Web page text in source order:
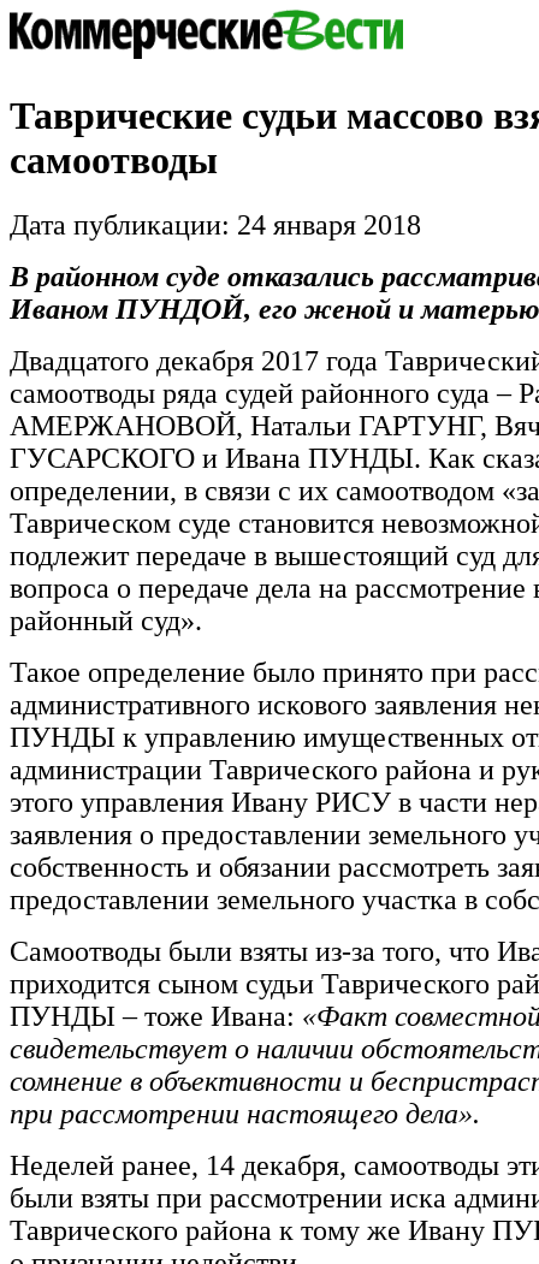
Таврические судьи массово
самоотводы
Дата публикации: 24 января 2018
В районном суде отказались
Иваном ПУНДОЙ, его женой и матерью
Двадцатого декабря 2017 года
самоотводы ряда судей районного суда –
АМЕРЖАНОВОЙ, Натальи ГАРТУНГ,
ГУСАРСКОГО и Ивана ПУНДЫ. Как
определении, в связи с их самоотводом
Таврическом суде становится
подлежит передаче в вышестоящий суд
вопроса о передаче дела на рассмотрение
районный суд».
Такое определение было принято при
административного искового заявления
ПУНДЫ к управлению имущественных
администрации Таврического района и
этого управления Ивану РИСУ в части
заявления о предоставлении земельного
собственность и обязании рассмотреть
предоставлении земельного участка в
Самоотводы были взяты из-за того, что
приходится сыном судьи Таврического
ПУНДЫ – тоже Ивана: «Факт
свидетельствует о наличии
сомнение в объективности и
при рассмотрении настоящего дела».
Неделей ранее, 14 декабря, самоотводы
были взяты при рассмотрении иска
Таврического района к тому же Ивану